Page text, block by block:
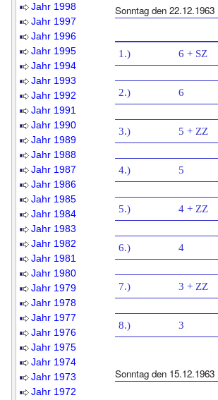
Jahr 1998
Jahr 1997
Jahr 1996
Jahr 1995
Jahr 1994
Jahr 1993
Jahr 1992
Jahr 1991
Jahr 1990
Jahr 1989
Jahr 1988
Jahr 1987
Jahr 1986
Jahr 1985
Jahr 1984
Jahr 1983
Jahr 1982
Jahr 1981
Jahr 1980
Jahr 1979
Jahr 1978
Jahr 1977
Jahr 1976
Jahr 1975
Jahr 1974
Jahr 1973
Jahr 1972
Sonntag den 22.12.1963
1.) 6 + SZ
2.) 6
3.) 5 + ZZ
4.) 5
5.) 4 + ZZ
6.) 4
7.) 3 + ZZ
8.) 3
Sonntag den 15.12.1963